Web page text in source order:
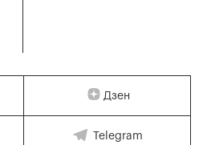
Дзен
Telegram